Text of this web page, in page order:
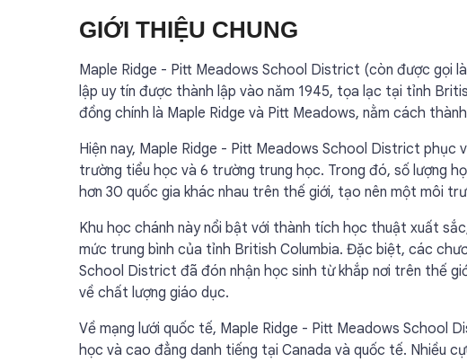
GIỚI THIỆU CHUNG
Maple Ridge - Pitt Meadows School District (còn được gọi
lập uy tín được thành lập vào năm 1945, tọa lạc tại tỉnh
đồng chính là Maple Ridge và Pitt Meadows, nằm cách
Hiện nay, Maple Ridge - Pitt Meadows School District
trường tiểu học và 6 trường trung học. Trong đó, số lượng
hơn 30 quốc gia khác nhau trên thế giới, tạo nên một môi
Khu học chánh này nổi bật với thành tích học thuật xuất
mức trung bình của tỉnh British Columbia. Đặc biệt, các
School District đã đón nhận học sinh từ khắp nơi trên thế
về chất lượng giáo dục.
Về mạng lưới quốc tế, Maple Ridge - Pitt Meadows School
học và cao đẳng danh tiếng tại Canada và quốc tế. Nhiều